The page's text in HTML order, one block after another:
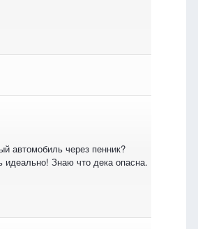
автомобиль через пенник?
Знаю что дека опасна.